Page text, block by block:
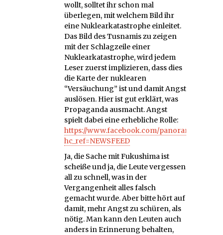
wollt, solltet ihr schon mal
überlegen, mit welchem Bild ihr
eine Nuklearkatastrophe einleitet.
Das Bild des Tusnamis zu zeigen
mit der Schlagzeile einer
Nuklearkatastrophe, wird jedem
Leser zuerst implizieren, dass dies
die Karte der nuklearen
“Versäuchung” ist und damit Angst
auslösen. Hier ist gut erklärt, was
Propaganda ausmacht. Angst
spielt dabei eine erhebliche Rolle:
https://www.facebook.com/panorama.de/
hc_ref=NEWSFEED
Ja, die Sache mit Fukushima ist
scheiße und ja, die Leute vergessen
all zu schnell, was in der
Vergangenheit alles falsch
gemacht wurde. Aber bitte hört auf
damit, mehr Angst zu schüren, als
nötig. Man kann den Leuten auch
anders in Erinnerung behalten,